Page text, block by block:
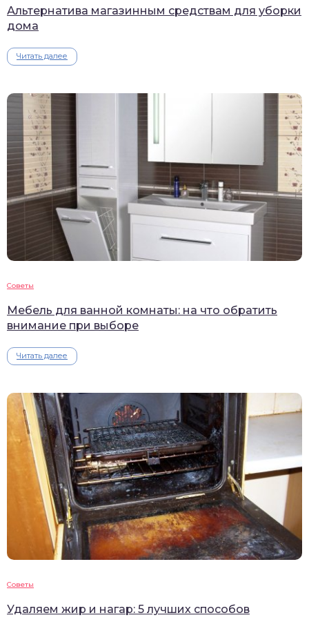
Альтернатива магазинным средствам для уборки
дома
Читать далее
Советы
Мебель для ванной комнаты: на что обратить
внимание при выборе
Читать далее
Советы
Удаляем жир и нагар: 5 лучших способов